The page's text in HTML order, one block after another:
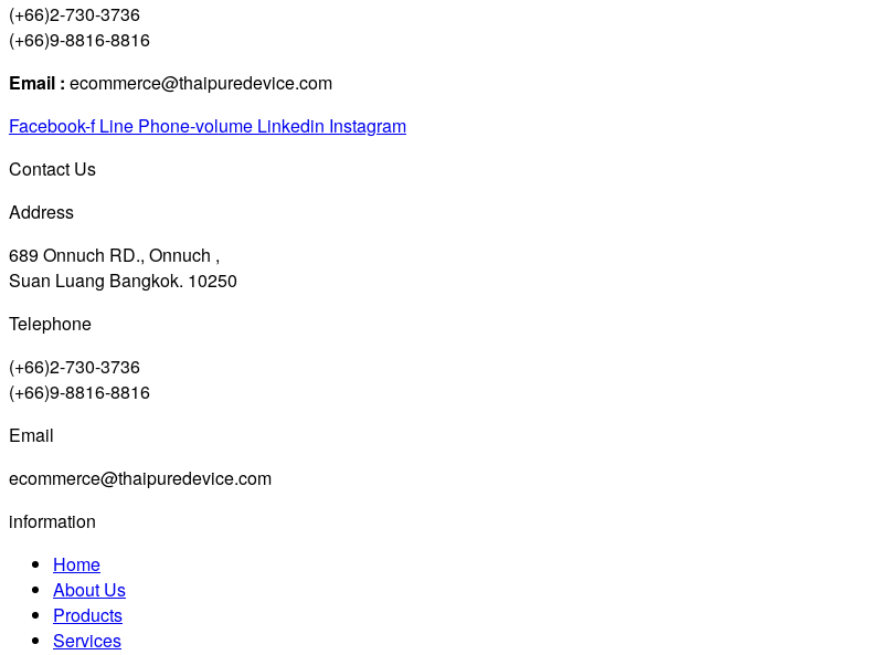
(+66)2-730-3736
(+66)9-8816-8816
Email : ecommerce@thaipuredevice.com
Facebook-f Line Phone-volume Linkedin Instagram
Contact Us
Address
689 Onnuch RD., Onnuch ,
Suan Luang Bangkok. 10250
Telephone
(+66)2-730-3736
(+66)9-8816-8816
Email
ecommerce@thaipuredevice.com
information
Home
About Us
Products
Services